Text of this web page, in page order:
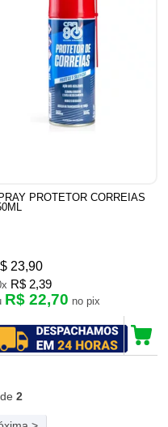
PROTETOR CORREIAS
23,90
R$ 2,39
R$ 22,70 no pix
2